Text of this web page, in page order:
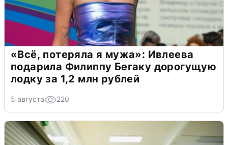
«Всё, потеряла я мужа»: Ивлеева
подарила Филиппу Бегаку дорогущую
лодку за 1,2 млн рублей
5 августа 220